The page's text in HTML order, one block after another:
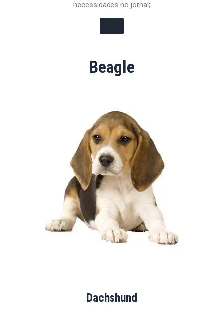
necessidades no jornal;
Beagle
Dachshund